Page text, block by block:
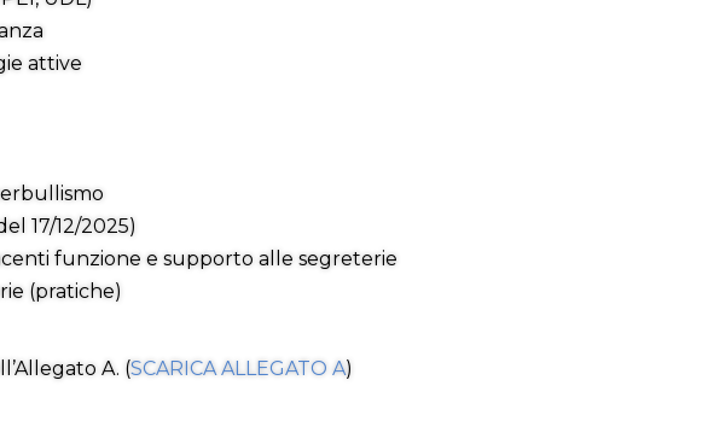
attive
17/12/2025)
funzione e supporto alle segreterie
(pratiche)
A. (SCARICA ALLEGATO A)